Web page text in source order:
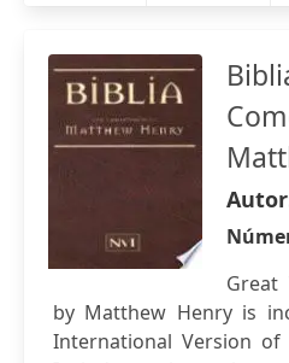
Great
by Matthew Henry is
International Version of